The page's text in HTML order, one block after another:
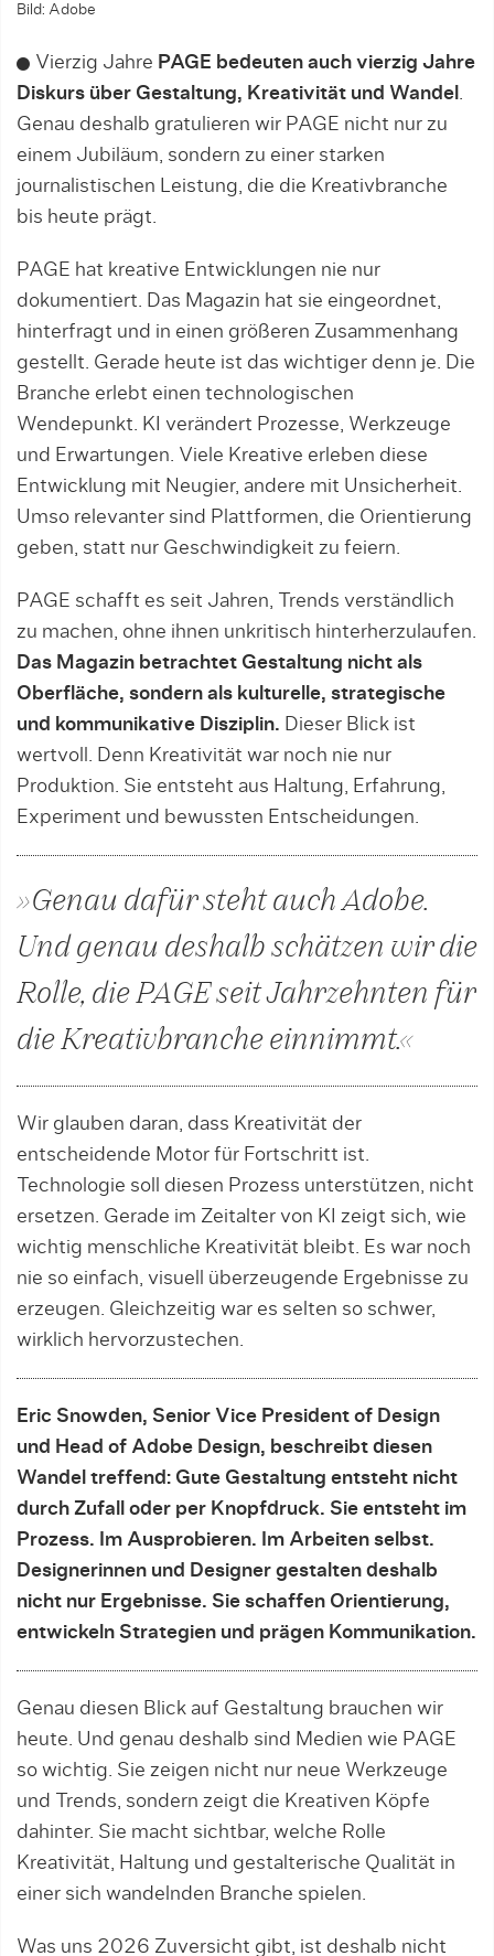
Bild: Adobe
Vierzig Jahre PAGE bedeuten auch vierzig Jahre
Diskurs über Gestaltung, Kreativität und Wandel .
Genau deshalb gratulieren wir PAGE nicht nur zu
einem Jubiläum, sondern zu einer starken
journalistischen Leistung, die die Kreativbranche
bis heute prägt.
PAGE hat kreative Entwicklungen nie nur
dokumentiert. Das Magazin hat sie eingeordnet,
hinterfragt und in einen größeren Zusammenhang
gestellt. Gerade heute ist das wichtiger denn je. Die
Branche erlebt einen technologischen
Wendepunkt. KI verändert Prozesse, Werkzeuge
und Erwartungen. Viele Kreative erleben diese
Entwicklung mit Neugier, andere mit Unsicherheit.
Umso relevanter sind Plattformen, die Orientierung
geben, statt nur Geschwindigkeit zu feiern.
PAGE schafft es seit Jahren, Trends verständlich
zu machen, ohne ihnen unkritisch hinterherzulaufen.
Das Magazin betrachtet Gestaltung nicht als
Oberfläche, sondern als kulturelle, strategische
und kommunikative Disziplin. Dieser Blick ist
wertvoll. Denn Kreativität war noch nie nur
Produktion. Sie entsteht aus Haltung, Erfahrung,
Experiment und bewussten Entscheidungen.
»Genau dafür steht auch Adobe.
Und genau deshalb schätzen wir die
Rolle, die PAGE seit Jahrzehnten für
die Kreativbranche einnimmt.«
Wir glauben daran, dass Kreativität der
entscheidende Motor für Fortschritt ist.
Technologie soll diesen Prozess unterstützen, nicht
ersetzen. Gerade im Zeitalter von KI zeigt sich, wie
wichtig menschliche Kreativität bleibt. Es war noch
nie so einfach, visuell überzeugende Ergebnisse zu
erzeugen. Gleichzeitig war es selten so schwer,
wirklich hervorzustechen.
Eric Snowden, Senior Vice President of Design
und Head of Adobe Design, beschreibt diesen
Wandel treffend: Gute Gestaltung entsteht nicht
durch Zufall oder per Knopfdruck. Sie entsteht im
Prozess. Im Ausprobieren. Im Arbeiten selbst.
Designerinnen und Designer gestalten deshalb
nicht nur Ergebnisse. Sie schaffen Orientierung,
entwickeln Strategien und prägen Kommunikation.
Genau diesen Blick auf Gestaltung brauchen wir
heute. Und genau deshalb sind Medien wie PAGE
so wichtig. Sie zeigen nicht nur neue Werkzeuge
und Trends, sondern zeigt die Kreativen Köpfe
dahinter. Sie macht sichtbar, welche Rolle
Kreativität, Haltung und gestalterische Qualität in
einer sich wandelnden Branche spielen.
Was uns 2026 Zuversicht gibt, ist deshalb nicht